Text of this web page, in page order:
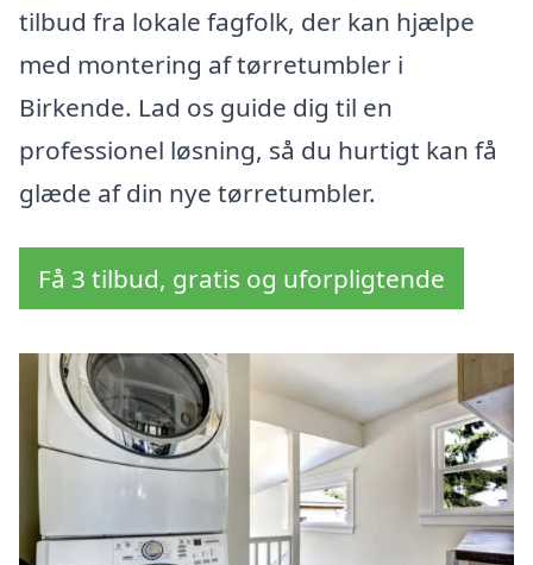
tilbud fra lokale fagfolk, der kan hjælpe
med montering af tørretumbler i
Birkende. Lad os guide dig til en
professionel løsning, så du hurtigt kan få
glæde af din nye tørretumbler.
Få 3 tilbud, gratis og uforpligtende